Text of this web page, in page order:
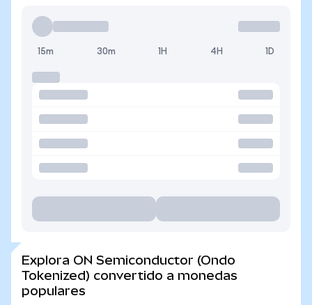
15m 30m 1H 4H 1D
Explora ON Semiconductor (Ondo
Tokenized) convertido a monedas
populares